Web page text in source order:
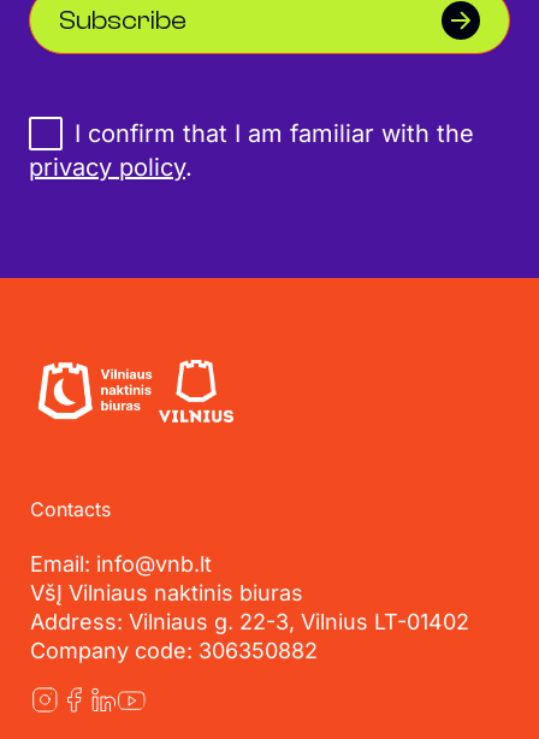
Subscribe
I confirm that I am familiar with the
privacy policy.
Contacts
Email: info@vnb.lt
VšĮ Vilniaus naktinis biuras
Address: Vilniaus g. 22-3, Vilnius LT-01402
Company code: 306350882